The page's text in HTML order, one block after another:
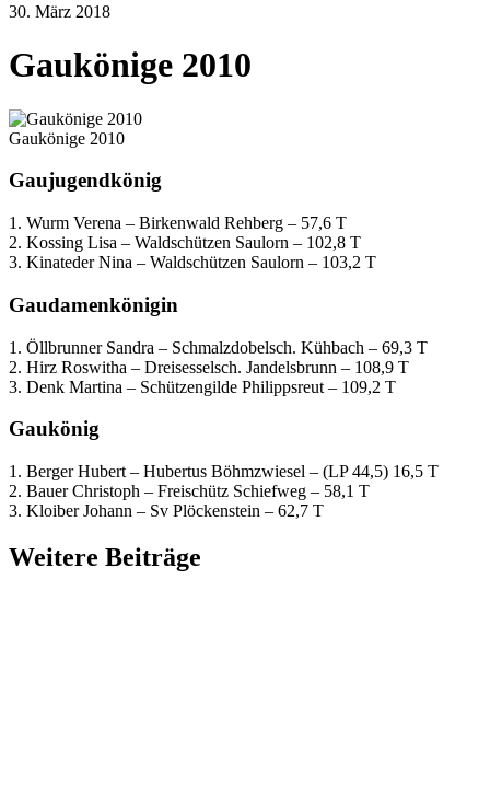
30. März 2018
Gaukönige 2010
Gaukönige 2010
Gaujugendkönig
1. Wurm Verena – Birkenwald Rehberg – 57,6 T
2. Kossing Lisa – Waldschützen Saulorn – 102,8 T
3. Kinateder Nina – Waldschützen Saulorn – 103,2 T
Gaudamenkönigin
1. Öllbrunner Sandra – Schmalzdobelsch. Kühbach – 69,3 T
2. Hirz Roswitha – Dreisesselsch. Jandelsbrunn – 108,9 T
3. Denk Martina – Schützengilde Philippsreut – 109,2 T
Gaukönig
1. Berger Hubert – Hubertus Böhmzwiesel – (LP 44,5) 16,5 T
2. Bauer Christoph – Freischütz Schiefweg – 58,1 T
3. Kloiber Johann – Sv Plöckenstein – 62,7 T
Weitere Beiträge